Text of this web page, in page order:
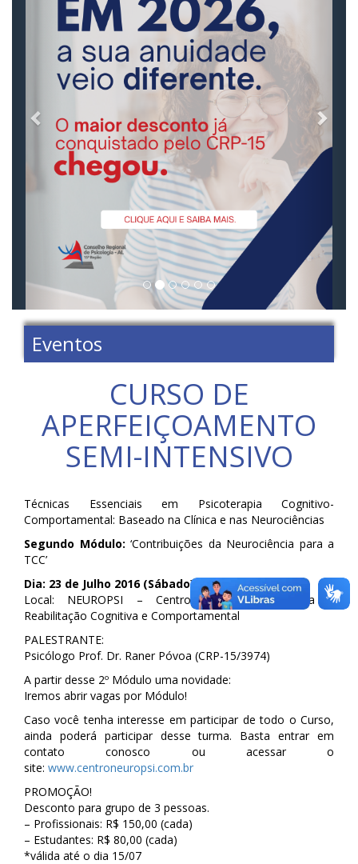
Eventos
CURSO DE
APERFEIÇOAMENTO
SEMI-INTENSIVO
Técnicas Essenciais em Psicoterapia Cognitivo-
Comportamental: Baseado na Clínica e nas Neurociências
Segundo Módulo: ‘Contribuições da Neurociência para a
TCC’
Dia: 23 de Julho 2016 (Sábado)
Local: NEUROPSI – Centro de Neuropsicologia e
Reabilitação Cognitiva e Comportamental
PALESTRANTE:
Psicólogo Prof. Dr. Raner Póvoa (CRP-15/3974)
A partir desse 2º Módulo uma novidade:
Iremos abrir vagas por Módulo!
Caso você tenha interesse em participar de todo o Curso,
ainda poderá participar desse turma. Basta entrar em
contato conosco ou acessar o
site: www.centroneuropsi.com.br
PROMOÇÃO!
Desconto para grupo de 3 pessoas.
– Profissionais: R$ 150,00 (cada)
– Estudantes: R$ 80,00 (cada)
*válida até o dia 15/07